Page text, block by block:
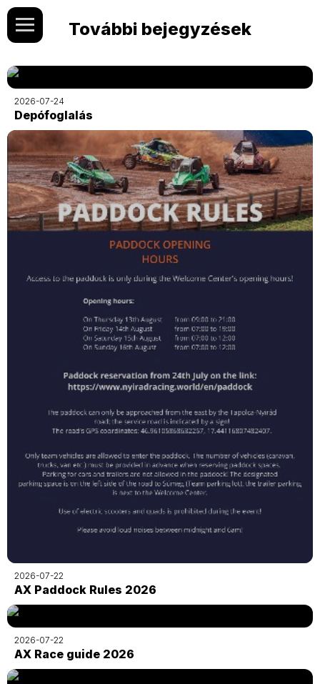
További bejegyzések
2026-07-24
Depófoglalás
2026-07-22
AX Paddock Rules 2026
2026-07-22
AX Race guide 2026